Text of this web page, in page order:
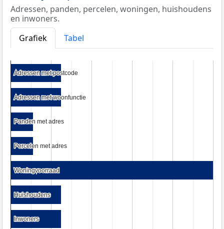
Adressen, panden, percelen, woningen, huishoudens
en inwoners.
Grafiek
Tabel
Adressen met postcode
Adressen met postcode
Adressen met woonfunctie
Adressen met woonfunctie
Panden met adres
Panden met adres
Percelen met adres
Percelen met adres
Woningvoorraad
Woningvoorraad
Huishoudens
Huishoudens
Inwoners
Inwoners